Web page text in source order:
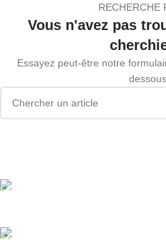
RECHERCHE
Vous n'avez pas
Essayez peut-être notre